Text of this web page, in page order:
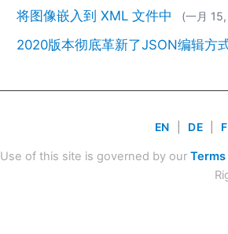
将图像嵌入到 XML 文件中 (一月
2020版本彻底革新了JSON编辑方
EN DE
Use of this site is governed by our